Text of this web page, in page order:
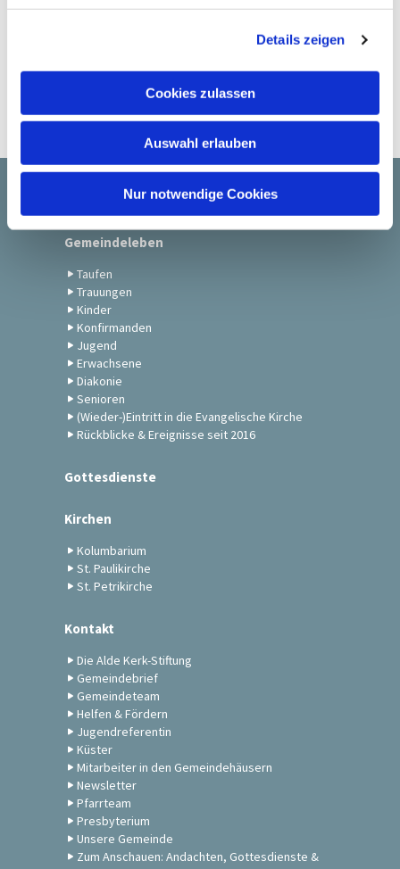
Details zeigen
Cookies zulassen
Auswahl erlauben
Nur notwendige Cookies
Startseite
Gemeindeleben
Taufen
Trauungen
Kinder
Konfirmanden
Jugend
Erwachsene
Diakonie
Senioren
(Wieder-)Eintritt in die Evangelische Kirche
Rückblicke & Ereignisse seit 2016
Gottesdienste
Kirchen
Kolumbarium
St. Paulikirche
St. Petrikirche
Kontakt
Die Alde Kerk-Stiftung
Gemeindebrief
Gemeindeteam
Helfen & Fördern
Jugendreferentin
Küster
Mitarbeiter in den Gemeindehäusern
Newsletter
Pfarrteam
Presbyterium
Unsere Gemeinde
Zum Anschauen: Andachten, Gottesdienste &